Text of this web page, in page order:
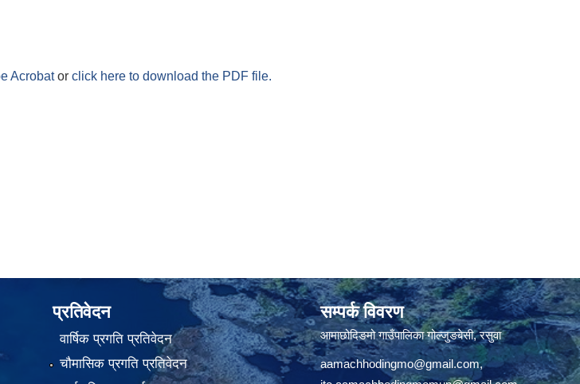
Acrobator click here to download the PDF file.
प्रतिवेदन
वार्षिक प्रगति प्रतिवेदन
चौमासिक प्रगति प्रतिवेदन
सम्पर्क विवरण
आमाछोदिङमो गाउँपालिका गोल्जुङबेसी, रसुवा
aamachhodingmo@gmail.com,